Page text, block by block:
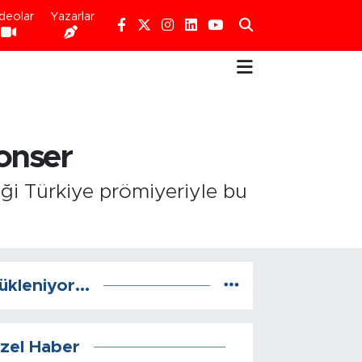
Yazarlar
Türkiye prömiyeriyle bu
Haber